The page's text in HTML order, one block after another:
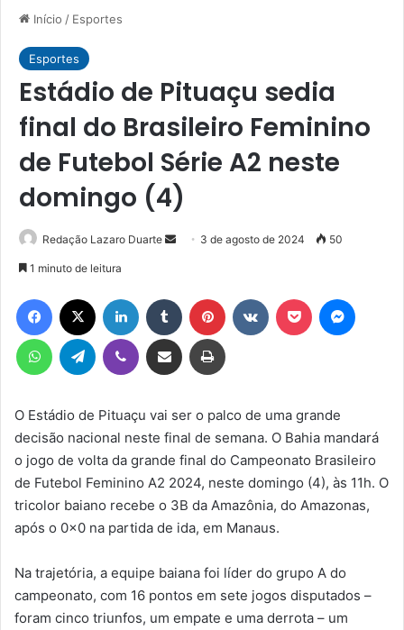
Início / Esportes
Esportes
Estádio de Pituaçu sedia
final do Brasileiro Feminino
de Futebol Série A2 neste
domingo (4)
Redação Lazaro Duarte
Mande
mail
3 de agosto de 2024 50
1 minuto de leitura
Facebook Linkedin Tumblr Pinterest Pocket
WhatsAppTelegram Viber Compartilhar via e-mail Imprimir
O Estádio de Pituaçu vai ser o palco de uma grande
decisão nacional neste final de semana. O Bahia mandará
o jogo de volta da grande final do Campeonato Brasileiro
de Futebol Feminino A2 2024, neste domingo (4), às 11h. O
tricolor baiano recebe o 3B da Amazônia, do Amazonas,
após o 0x0 na partida de ida, em Manaus.
Na trajetória, a equipe baiana foi líder do grupo A do
campeonato, com 16 pontos em sete jogos disputados –
foram cinco triunfos, um empate e uma derrota – um